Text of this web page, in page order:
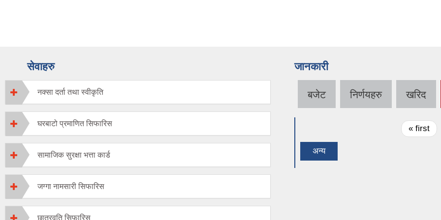
सेवाहरु
नक्सा दर्ता तथा स्वीकृति
घरबाटो प्रमाणित सिफारिस
सामाजिक सुरक्षा भत्ता कार्ड
जग्गा नामसारी सिफारिस
छात्रवृति सिफारिस
जानकारी
बजेट निर्णयहरु खरिद
« first
अन्य